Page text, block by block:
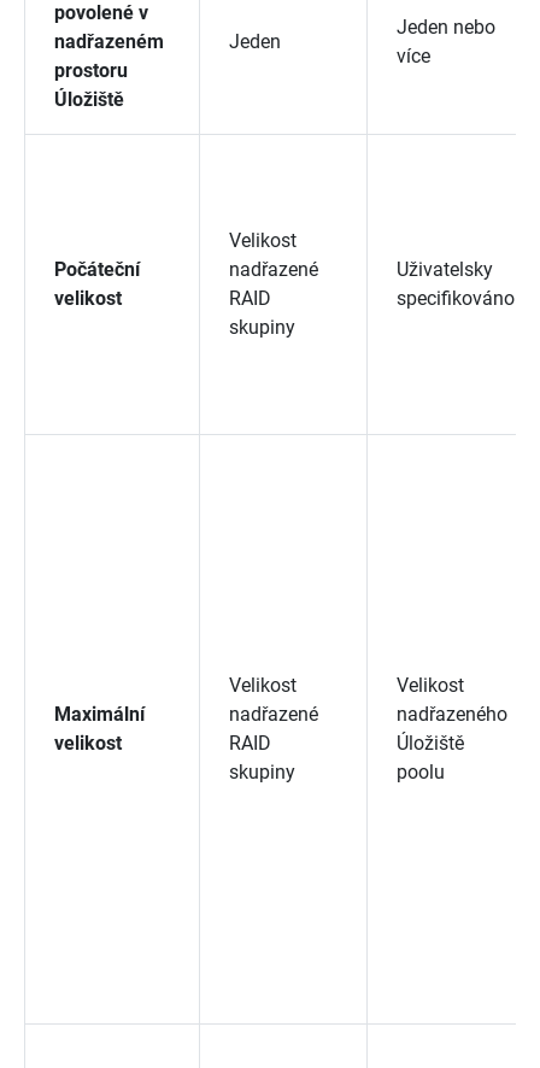
povolené v
nadřazeném
prostoru
Úložiště
Jeden
Jeden nebo
více
Počáteční
velikost
Velikost
nadřazené
RAID
skupiny
Uživatelsky
specifikováno
Maximální
velikost
Velikost
nadřazené
RAID
skupiny
Velikost
nadřazeného
Úložiště
poolu